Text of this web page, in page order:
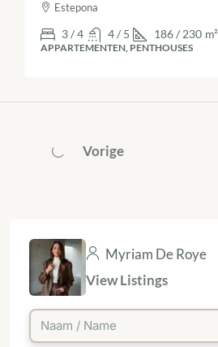
Estepona
3 / 4 4 / 5 186 / 230 m²
APPARTEMENTEN, PENTHOUSES
Vorige
Myriam De Roye
View Listings